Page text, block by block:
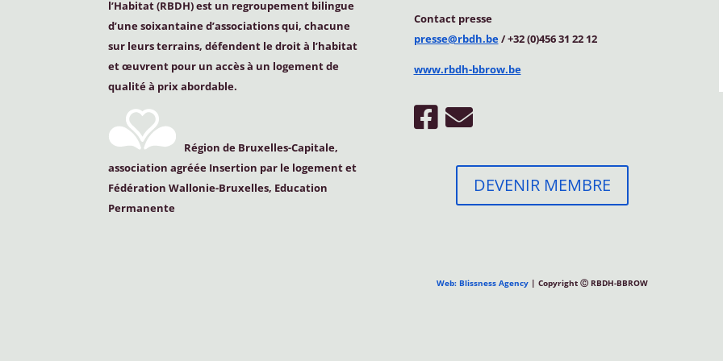
l’Habitat (RBDH) est un regroupement bilingue
d’une soixantaine d’associations qui, chacune
sur leurs terrains, défendent le droit à l’habitat
et œuvrent pour un accès à un logement de
qualité à prix abordable.
Région de Bruxelles-Capitale,
association agréée Insertion par le logement et
Fédération Wallonie-Bruxelles, Education
Permanente
Contact presse
presse@rbdh.be/ +32 (0)456 31 22 12
www.rbdh-bbrow.be
DEVENIR MEMBRE
Web: Blissness Agency | Copyright Ⓒ RBDH-BBROW